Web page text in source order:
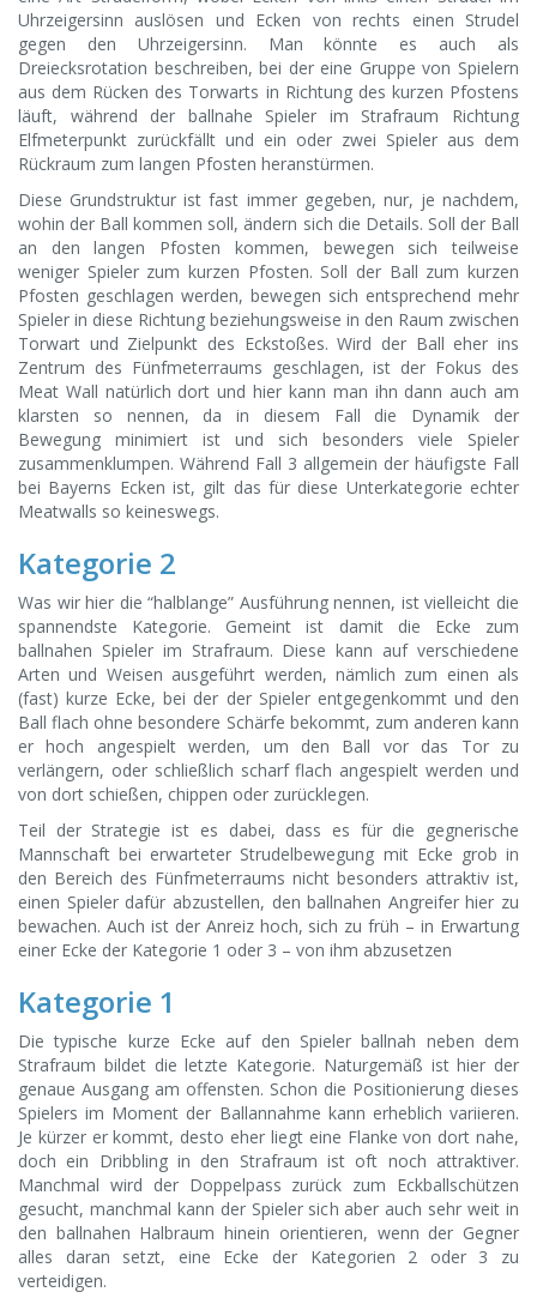
Uhrzeigersinn auslösen und Ecken von rechts einen Strudel
gegen den Uhrzeigersinn. Man könnte es auch als
Dreiecksrotation beschreiben, bei der eine Gruppe von Spielern
aus dem Rücken des Torwarts in Richtung des kurzen Pfostens
läuft, während der ballnahe Spieler im Strafraum Richtung
Elfmeterpunkt zurückfällt und ein oder zwei Spieler aus dem
Rückraum zum langen Pfosten heranstürmen.
Diese Grundstruktur ist fast immer gegeben, nur, je nachdem,
wohin der Ball kommen soll, ändern sich die Details. Soll der Ball
an den langen Pfosten kommen, bewegen sich teilweise
weniger Spieler zum kurzen Pfosten. Soll der Ball zum kurzen
Pfosten geschlagen werden, bewegen sich entsprechend mehr
Spieler in diese Richtung beziehungsweise in den Raum zwischen
Torwart und Zielpunkt des Eckstoßes. Wird der Ball eher ins
Zentrum des Fünfmeterraums geschlagen, ist der Fokus des
Meat Wall natürlich dort und hier kann man ihn dann auch am
klarsten so nennen, da in diesem Fall die Dynamik der
Bewegung minimiert ist und sich besonders viele Spieler
zusammenklumpen. Während Fall 3 allgemein der häufigste Fall
bei Bayerns Ecken ist, gilt das für diese Unterkategorie echter
Meatwalls so keineswegs.
Kategorie 2
Was wir hier die “halblange” Ausführung nennen, ist vielleicht die
spannendste Kategorie. Gemeint ist damit die Ecke zum
ballnahen Spieler im Strafraum. Diese kann auf verschiedene
Arten und Weisen ausgeführt werden, nämlich zum einen als
(fast) kurze Ecke, bei der der Spieler entgegenkommt und den
Ball flach ohne besondere Schärfe bekommt, zum anderen kann
er hoch angespielt werden, um den Ball vor das Tor zu
verlängern, oder schließlich scharf flach angespielt werden und
von dort schießen, chippen oder zurücklegen.
Teil der Strategie ist es dabei, dass es für die gegnerische
Mannschaft bei erwarteter Strudelbewegung mit Ecke grob in
den Bereich des Fünfmeterraums nicht besonders attraktiv ist,
einen Spieler dafür abzustellen, den ballnahen Angreifer hier zu
bewachen. Auch ist der Anreiz hoch, sich zu früh – in Erwartung
einer Ecke der Kategorie 1 oder 3 – von ihm abzusetzen
Kategorie 1
Die typische kurze Ecke auf den Spieler ballnah neben dem
Strafraum bildet die letzte Kategorie. Naturgemäß ist hier der
genaue Ausgang am offensten. Schon die Positionierung dieses
Spielers im Moment der Ballannahme kann erheblich variieren.
Je kürzer er kommt, desto eher liegt eine Flanke von dort nahe,
doch ein Dribbling in den Strafraum ist oft noch attraktiver.
Manchmal wird der Doppelpass zurück zum Eckballschützen
gesucht, manchmal kann der Spieler sich aber auch sehr weit in
den ballnahen Halbraum hinein orientieren, wenn der Gegner
alles daran setzt, eine Ecke der Kategorien 2 oder 3 zu
verteidigen.